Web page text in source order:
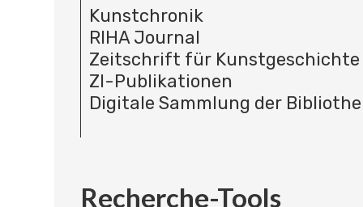
Kunstchronik
RIHA Journal
Zeitschrift für Kunstgeschichte
ZI-Publikationen
Digitale Sammlung der
Recherche-Tools